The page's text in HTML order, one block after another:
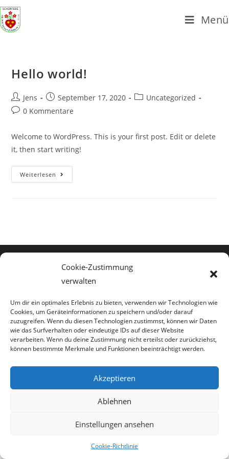
Cookie-Zustimmung
verwalten
Um dir ein optimales Erlebnis zu bieten, verwenden wir Technologien wie
Cookies, um Geräteinformationen zu speichern und/oder darauf
zuzugreifen. Wenn du diesen Technologien zustimmst, können wir Daten
wie das Surfverhalten oder eindeutige IDs auf dieser Website
verarbeiten. Wenn du deine Zustimmung nicht erteilst oder zurückziehst,
können bestimmte Merkmale und Funktionen beeinträchtigt werden.
Akzeptieren
Ablehnen
Einstellungen ansehen
Cookie-Richtlinie
Zum
Inhalt
springen
Menü
Hello world!
Beitrags-
Autor:
Jens
Beitrag
veröffentlicht:
September 17, 2020
Beitrags-
Uncategorized
Beitrags-
0 Kommentare
Welcome to WordPress. This is your first post. Edit or delete
it, then start writing!
Weiterlesen
world!
Copyright - OceanWP Theme by Nick